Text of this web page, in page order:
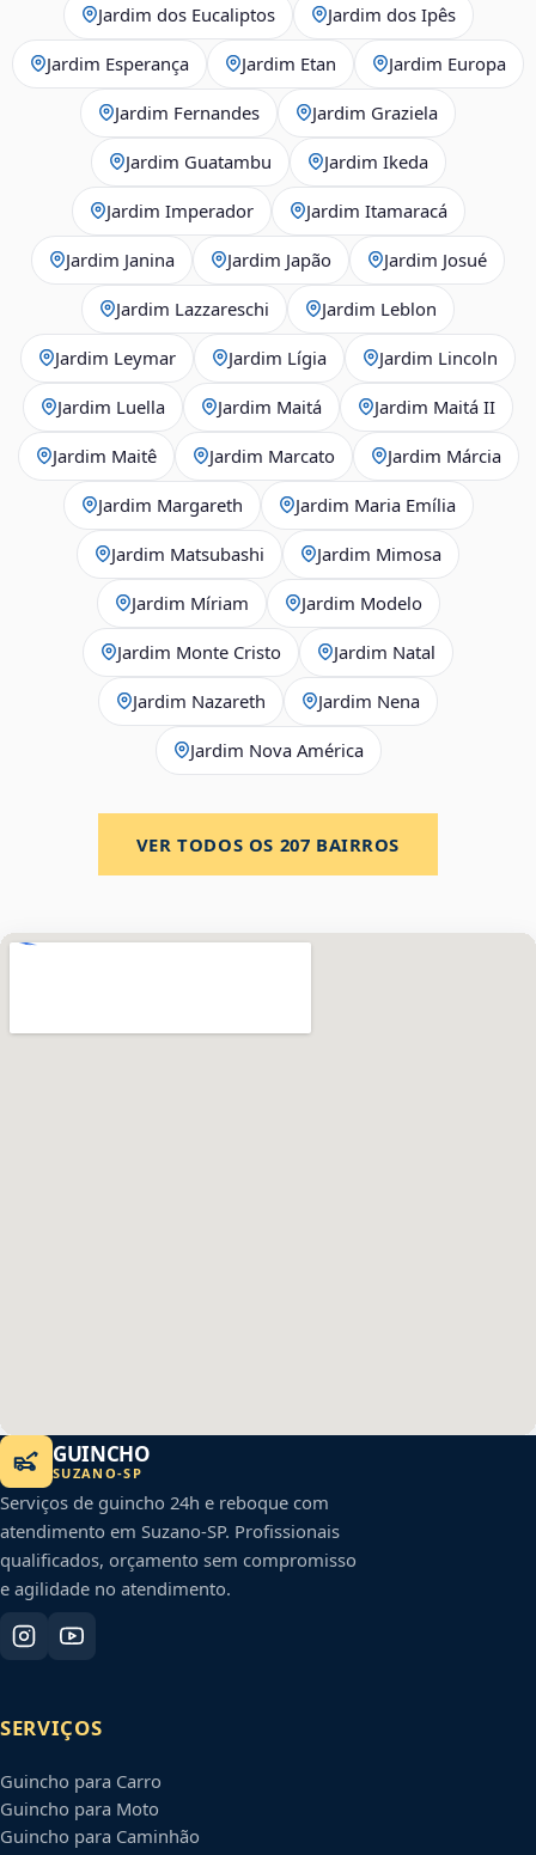
Jardim dos Eucaliptos Jardim dos Ipês
Jardim Esperança Jardim Etan Jardim Europa
Jardim Fernandes Jardim Graziela
Jardim Guatambu Jardim Ikeda
Jardim Imperador Jardim Itamaracá
Jardim Janina Jardim Japão Jardim Josué
Jardim Lazzareschi Jardim Leblon
Jardim Leymar Jardim Lígia Jardim Lincoln
Jardim Luella Jardim Maitá Jardim Maitá II
Jardim Maitê Jardim Marcato Jardim Márcia
Jardim Margareth Jardim Maria Emília
Jardim Matsubashi Jardim Mimosa
Jardim Míriam Jardim Modelo
Jardim Monte Cristo Jardim Natal
Jardim Nazareth Jardim Nena
Jardim Nova América
VER TODOS OS 207 BAIRROS
GUINCHO
SUZANO-SP
Serviços de guincho 24h e reboque com
atendimento em Suzano-SP. Profissionais
qualificados, orçamento sem compromisso
e agilidade no atendimento.
SERVIÇOS
Guincho para Carro
Guincho para Moto
Guincho para Caminhão